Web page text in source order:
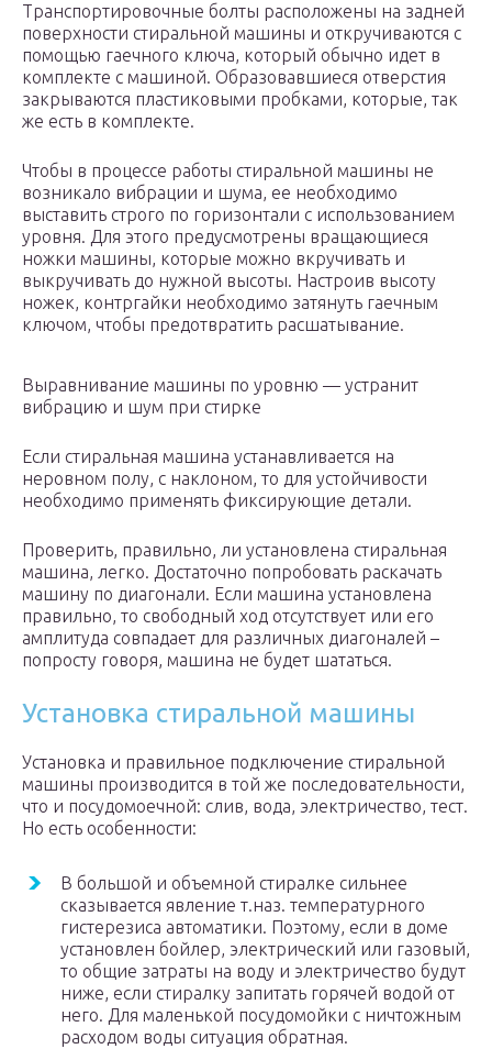
Транспортировочные болты расположены на задней
поверхности стиральной машины и откручиваются с
помощью гаечного ключа, который обычно идет в
комплекте с машиной. Образовавшиеся отверстия
закрываются пластиковыми пробками, которые, так
же есть в комплекте.
Чтобы в процессе работы стиральной машины не
возникало вибрации и шума, ее необходимо
выставить строго по горизонтали с использованием
уровня. Для этого предусмотрены вращающиеся
ножки машины, которые можно вкручивать и
выкручивать до нужной высоты. Настроив высоту
ножек, контргайки необходимо затянуть гаечным
ключом, чтобы предотвратить расшатывание.
Выравнивание машины по уровню — устранит
вибрацию и шум при стирке
Если стиральная машина устанавливается на
неровном полу, с наклоном, то для устойчивости
необходимо применять фиксирующие детали.
Проверить, правильно, ли установлена стиральная
машина, легко. Достаточно попробовать раскачать
машину по диагонали. Если машина установлена
правильно, то свободный ход отсутствует или его
амплитуда совпадает для различных диагоналей –
попросту говоря, машина не будет шататься.
Установка стиральной машины
Установка и правильное подключение стиральной
машины производится в той же последовательности,
что и посудомоечной: слив, вода, электричество, тест.
Но есть особенности:
В большой и объемной стиралке сильнее
сказывается явление т.наз. температурного
гистерезиса автоматики. Поэтому, если в доме
установлен бойлер, электрический или газовый,
то общие затраты на воду и электричество будут
ниже, если стиралку запитать горячей водой от
него. Для маленькой посудомойки с ничтожным
расходом воды ситуация обратная.